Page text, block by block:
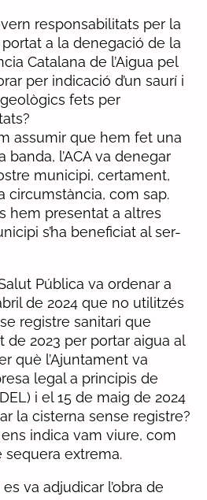
responsabilitats per la
a la denegació de la
Catalana de l’Aigua pel
per indicació d’un saurí i
fets per
assumir que hem fet una
l’ACA va denegar
municipi, certament,
circumstància, com sap.
hem presentat a altres
s’ha beneficiat al ser-
Pública va ordenar a
de 2024 que no utilitzés
registre sanitari que
de 2023 per portar aigua al
què l’Ajuntament va
legal a principis de
i el 15 de maig de 2024
la cisterna sense registre?
indica vam viure, com
sequera extrema.
va adjudicar l’obra de